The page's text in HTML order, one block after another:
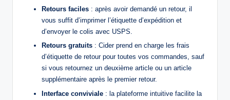
Retours faciles : après avoir demandé un retour, il
vous suffit d’imprimer l’étiquette d’expédition et
d’envoyer le colis avec USPS.
Retours gratuits : Cider prend en charge les frais
d’étiquette de retour pour toutes vos commandes, sauf
si vous retournez un deuxième article ou un article
supplémentaire après le premier retour.
Interface conviviale : la plateforme intuitive facilite la